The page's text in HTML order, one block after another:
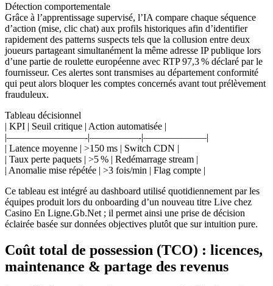
Détection comportementale
Grâce à l’apprentissage supervisé, l’IA compare chaque séquence
d’action (mise, clic chat) aux profils historiques afin d’identifier
rapidement des patterns suspects tels que la collusion entre deux
joueurs partageant simultanément la même adresse IP publique lors
d’une partie de roulette européenne avec RTP 97,3 % déclaré par le
fournisseur. Ces alertes sont transmises au département conformité
qui peut alors bloquer les comptes concernés avant tout prélèvement
frauduleux.
Tableau décisionnel
| KPI | Seuil critique | Action automatisée |
|————————-|—————-|——————–|
| Latence moyenne | >150 ms | Switch CDN |
| Taux perte paquets | >5 % | Redémarrage stream |
| Anomalie mise répétée | >3 fois/min | Flag compte |
Ce tableau est intégré au dashboard utilisé quotidiennement par les
équipes produit lors du onboarding d’un nouveau titre Live chez
Casino En Ligne.Gb.Net ; il permet ainsi une prise de décision
éclairée basée sur données objectives plutôt que sur intuition pure.
Coût total de possession (TCO) : licences,
maintenance & partage des revenus